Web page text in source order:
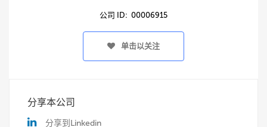
公司 ID: 00006915
单击以关注
分享本公司
分享到Linkedin